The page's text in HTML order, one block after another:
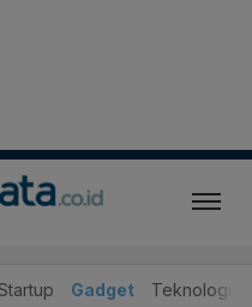
Gadget Teknologi